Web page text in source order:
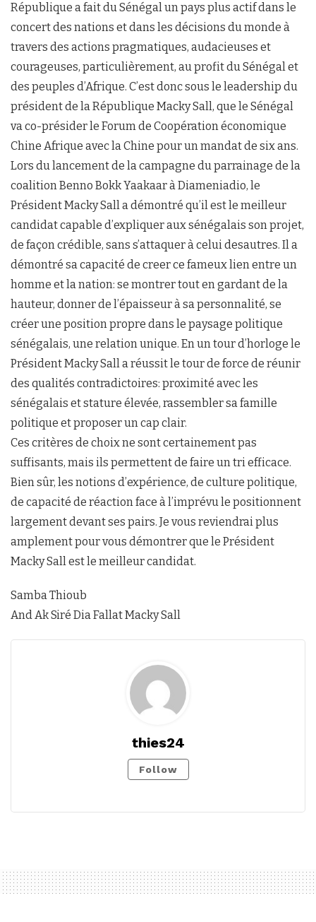
République a fait du Sénégal un pays plus actif dans le
concert des nations et dans les décisions du monde à
travers des actions pragmatiques, audacieuses et
courageuses, particulièrement, au profit du Sénégal et
des peuples d’Afrique. C’est donc sous le leadership du
président de la République Macky Sall, que le Sénégal
va co-présider le Forum de Coopération économique
Chine Afrique avec la Chine pour un mandat de six ans.
Lors du lancement de la campagne du parrainage de la
coalition Benno Bokk Yaakaar à Diameniadio, le
Président Macky Sall a démontré qu’il est le meilleur
candidat capable d’expliquer aux sénégalais son projet,
de façon crédible, sans s’attaquer à celui desautres. Il a
démontré sa capacité de creer ce fameux lien entre un
homme et la nation: se montrer tout en gardant de la
hauteur, donner de l’épaisseur à sa personnalité, se
créer une position propre dans le paysage politique
sénégalais, une relation unique. En un tour d’horloge le
Président Macky Sall a réussit le tour de force de réunir
des qualités contradictoires: proximité avec les
sénégalais et stature élevée, rassembler sa famille
politique et proposer un cap clair.
Ces critères de choix ne sont certainement pas
suffisants, mais ils permettent de faire un tri efficace.
Bien sûr, les notions d’expérience, de culture politique,
de capacité de réaction face à l’imprévu le positionnent
largement devant ses pairs. Je vous reviendrai plus
amplement pour vous démontrer que le Président
Macky Sall est le meilleur candidat.
Samba Thioub
And Ak Siré Dia Fallat Macky Sall
thies24
Follow